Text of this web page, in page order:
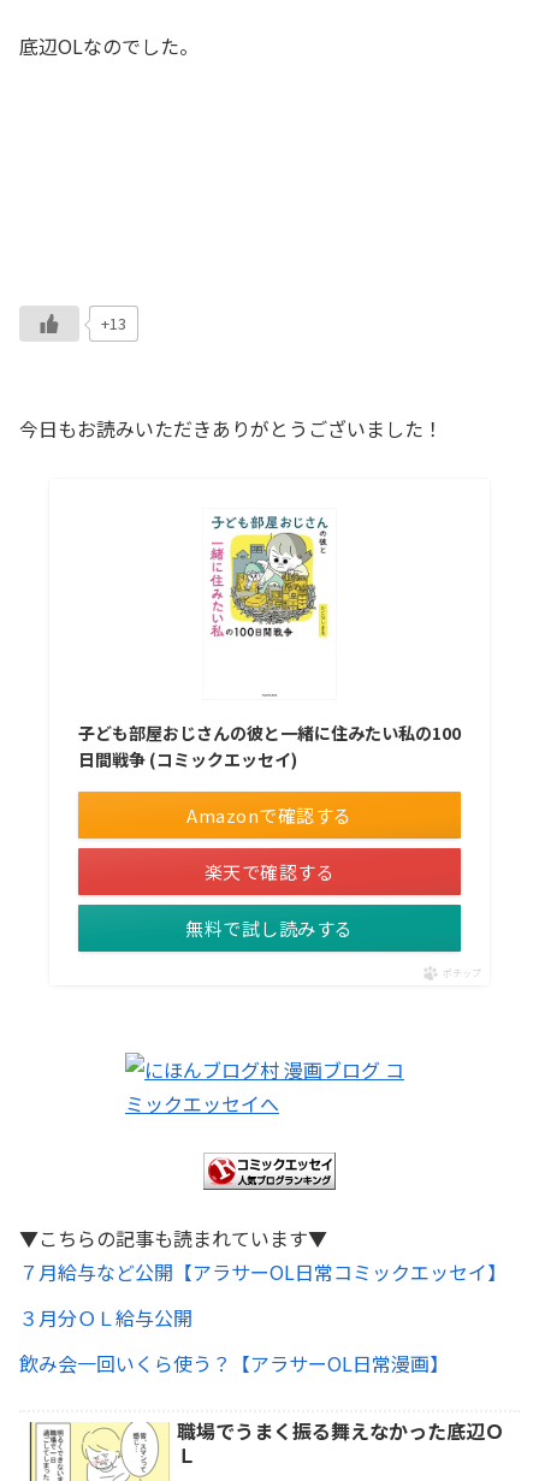
底辺OLなのでした。
+13
今日もお読みいただきありがとうございました！
子ども部屋おじさんの彼と一緒に住みたい私の100
日間戦争 (コミックエッセイ)
Amazonで確認する
楽天で確認する
無料で試し読みする
ポチップ
▼こちらの記事も読まれています▼
７月給与など公開【アラサーOL日常コミックエッセイ】
３月分ＯＬ給与公開
飲み会一回いくら使う？【アラサーOL日常漫画】
職場でうまく振る舞えなかった底辺Ｏ
Ｌ